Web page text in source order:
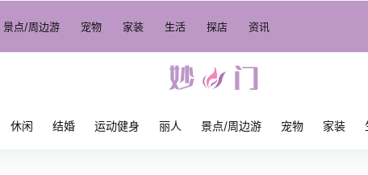
景点/周边游 宠物 家装 生活 探店 资讯
休闲 结婚 运动健身 丽人 景点/周边游 宠物 家装